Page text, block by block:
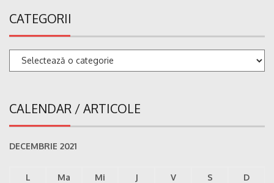
CATEGORII
Categorii
CALENDAR / ARTICOLE
DECEMBRIE 2021
L Ma Mi J V S
D